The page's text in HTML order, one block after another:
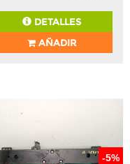
DETALLES
AÑADIR
-5%